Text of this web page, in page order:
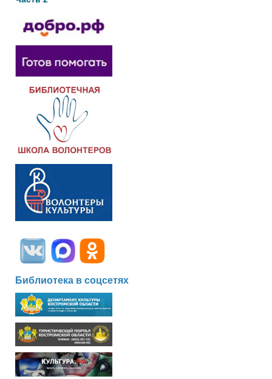
Библиотека в соцсетях